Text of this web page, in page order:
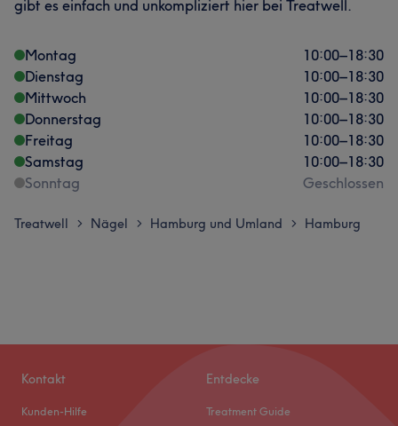
gibt es einfach und unkompliziert hier bei Treatwell.
Montag 10:00–18:30
Dienstag
10:00–18:30
Mittwoch
10:00–18:30
Donnerstag
10:00–18:30
Freitag
10:00–18:30
Samstag
10:00–18:30
Sonntag
Geschlossen
Treatwell > Nägel > Hamburg und Umland > Hamburg
Kontakt
Kunden-Hilfe
Entdecke
Treatment Guide